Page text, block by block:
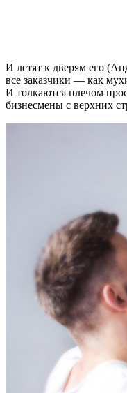
И летят к дверям его
все заказчики — как
И толкаются плечом
бизнесмены с верхних